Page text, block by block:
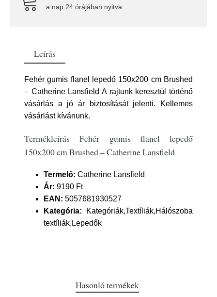
a nap 24 órájában nyitva
Leírás
Fehér gumis flanel lepedő 150x200 cm Brushed
– Catherine Lansfield A rajtunk keresztül történő
vásárlás a jó ár biztosítását jelenti. Kellemes
vásárlást kívánunk.
Termékleírás Fehér gumis flanel lepedő
150x200 cm Brushed – Catherine Lansfield
Termelő: Catherine Lansfield
Ár: 9190 Ft
EAN: 5057681930527
Kategória: Kategóriák,Textíliák,Hálószoba
textíliák,Lepedők
Hasonló termékek